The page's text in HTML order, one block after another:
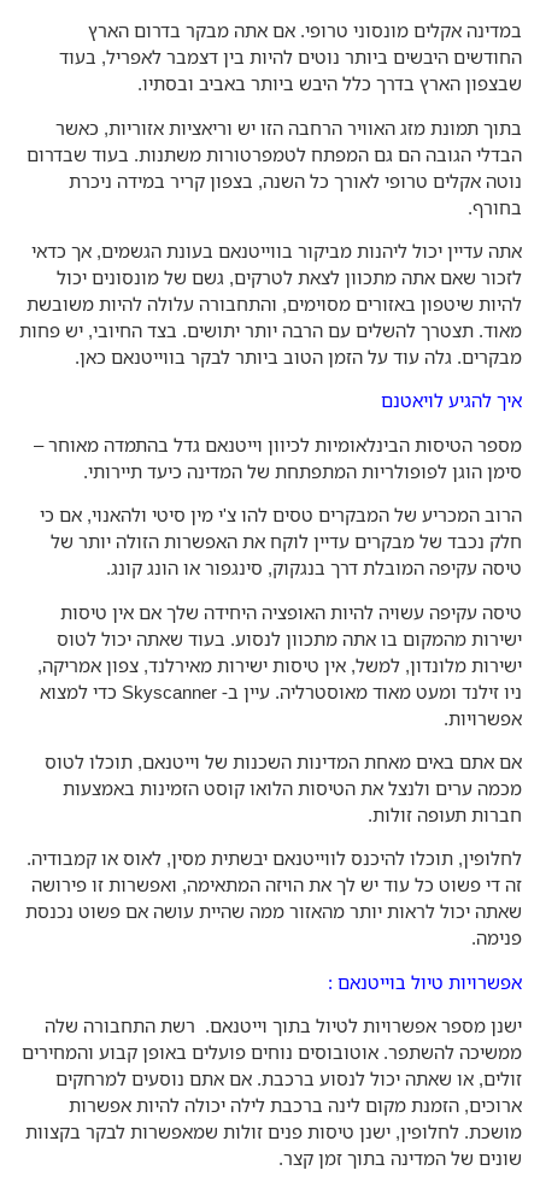
אקלים מונסוני טרופי. אם אתה מבקר בדרום הארץ
היבשים ביותר נוטים להיות בין דצמבר לאפריל, בעוד
הארץ בדרך כלל היבש ביותר באביב ובסתיו.
תמונת מזג האוויר הרחבה הזו יש וריאציות אזוריות, כאשר
הגובה הם גם המפתח לטמפרטורות משתנות. בעוד שבדרום
אקלים טרופי לאורך כל השנה, בצפון קריר במידה ניכרת
עדיין יכול ליהנות מביקור בווייטנאם בעונת הגשמים, אך כדאי
שאם אתה מתכוון לצאת לטרקים, גשם של מונסונים יכול
שיטפון באזורים מסוימים, והתחבורה עלולה להיות משובשת
תצטרך להשלים עם הרבה יותר יתושים. בצד החיובי, יש פחות
גלה עוד על הזמן הטוב ביותר לבקר בווייטנאם כאן.
להגיע לויאטנם
הטיסות הבינלאומיות לכיוון וייטנאם גדל בהתמדה מאוחר –
הוגן לפופולריות המתפתחת של המדינה כיעד תיירותי.
המכריע של המבקרים טסים להו צ'י מין סיטי ולהאנוי, אם כי
נכבד של מבקרים עדיין לוקח את האפשרות הזולה יותר של
עקיפה המובלת דרך בנגקוק, סינגפור או הונג קונג.
עקיפה עשויה להיות האופציה היחידה שלך אם אין טיסות
מהמקום בו אתה מתכוון לנסוע. בעוד שאתה יכול לטוס
מלונדון, למשל, אין טיסות ישירות מאירלנד, צפון אמריקה,
ניו זילנד ומעט מאוד מאוסטרליה. עיין ב- Skyscanner כדי למצוא
אתם באים מאחת המדינות השכנות של וייטנאם, תוכלו לטוס
ערים ולנצל את הטיסות הלואו קוסט הזמינות באמצעות
תעופה זולות.
תוכלו להיכנס לווייטנאם יבשתית מסין, לאוס או קמבודיה.
די פשוט כל עוד יש לך את הויזה המתאימה, ואפשרות זו פירושה
יכול לראות יותר מהאזור ממה שהיית עושה אם פשוט נכנסת
טיול בוייטנאם :
מספר אפשרויות לטיול בתוך וייטנאם. רשת התחבורה שלה
להשתפר. אוטובוסים נוחים פועלים באופן קבוע והמחירים
או שאתה יכול לנסוע ברכבת. אם אתם נוסעים למרחקים
הזמנת מקום לינה ברכבת לילה יכולה להיות אפשרות
לחלופין, ישנן טיסות פנים זולות שמאפשרות לבקר בקצוות
של המדינה בתוך זמן קצר.